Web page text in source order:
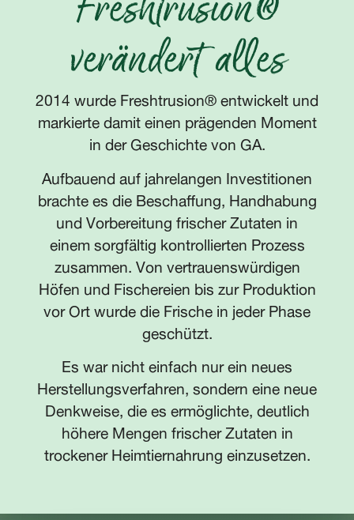
verändert alles
2014 wurde Freshtrusion® entwickelt und
markierte damit einen prägenden Moment
in der Geschichte von GA.
Aufbauend auf jahrelangen Investitionen
brachte es die Beschaffung, Handhabung
und Vorbereitung frischer Zutaten in
einem sorgfältig kontrollierten Prozess
zusammen. Von vertrauenswürdigen
Höfen und Fischereien bis zur Produktion
vor Ort wurde die Frische in jeder Phase
geschützt.
Es war nicht einfach nur ein neues
Herstellungsverfahren, sondern eine neue
Denkweise, die es ermöglichte, deutlich
höhere Mengen frischer Zutaten in
trockener Heimtiernahrung einzusetzen.